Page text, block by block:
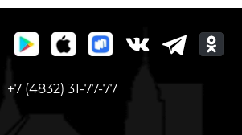
+7 (4832) 31-77-77